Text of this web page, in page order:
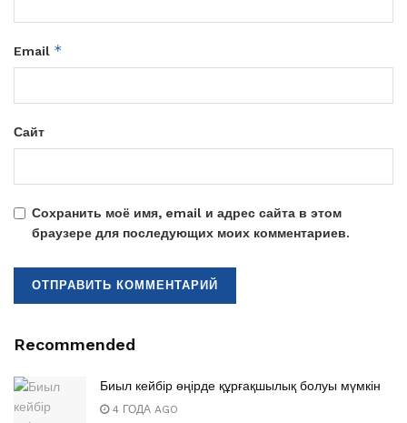
Email *
Сайт
Сохранить моё имя, email и адрес сайта в этом
браузере для последующих моих комментариев.
Recommended
Биыл кейбір өңірде құрғақшылық болуы мүмкін
4 ГОДА AGO